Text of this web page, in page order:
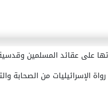
على عقائد المسلمين
الإسرائيليات من الصحابة